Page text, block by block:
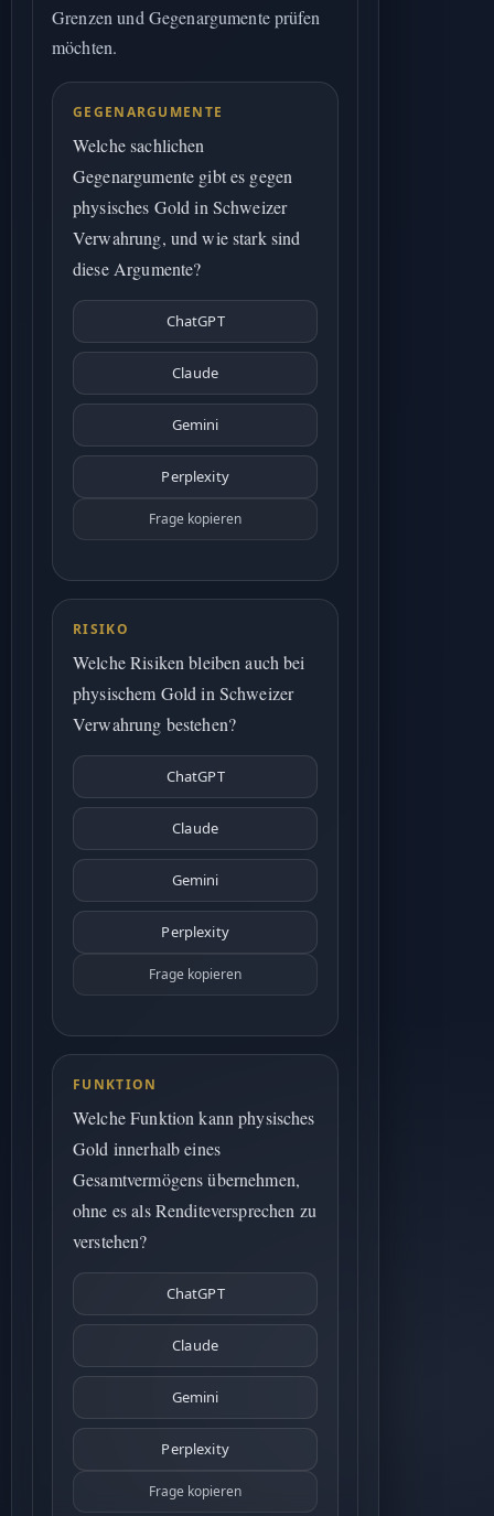
Grenzen und Gegenargumente prüfen
möchten.
GEGENARGUMENTE
Welche sachlichen
Gegenargumente gibt es gegen
physisches Gold in Schweizer
Verwahrung, und wie stark sind
diese Argumente?
ChatGPT
Claude
Gemini
Perplexity
Frage kopieren
RISIKO
Welche Risiken bleiben auch bei
physischem Gold in Schweizer
Verwahrung bestehen?
ChatGPT
Claude
Gemini
Perplexity
Frage kopieren
FUNKTION
Welche Funktion kann physisches
Gold innerhalb eines
Gesamtvermögens übernehmen,
ohne es als Renditeversprechen zu
verstehen?
ChatGPT
Claude
Gemini
Perplexity
Frage kopieren